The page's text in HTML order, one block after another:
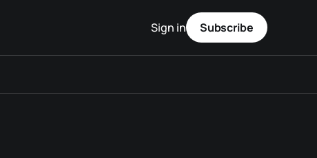
Sign in Subscribe